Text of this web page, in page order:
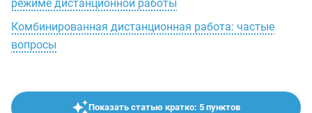
режиме дистанционной работы
Комбинированная дистанционная работа: частые
вопросы
Показать статью кратко: 5 пунктов